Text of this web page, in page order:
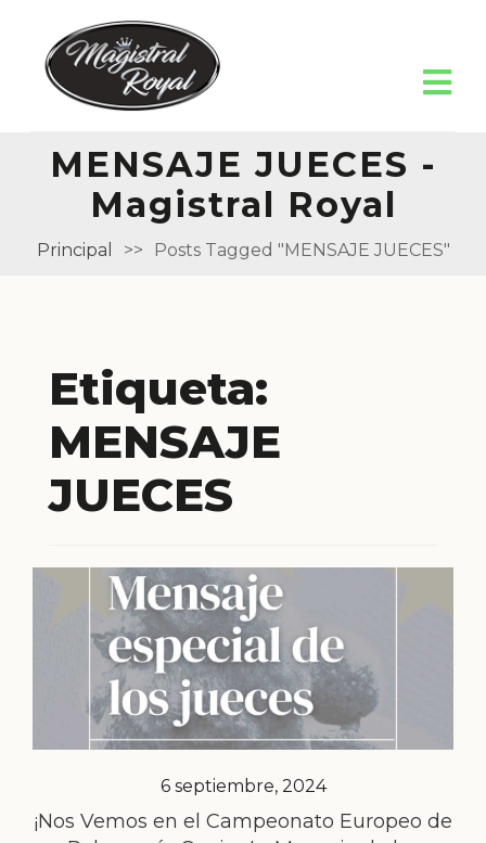
MENSAJE JUECES -
Magistral Royal
Principal >> Posts Tagged "MENSAJE JUECES"
Etiqueta:
MENSAJE
JUECES
6 septiembre, 2024
¡Nos Vemos en el Campeonato Europeo de